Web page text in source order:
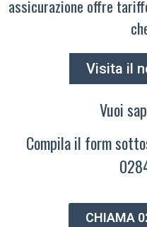
assicurazione offre
Visita il
Vuoi
Compila il form
CHIAMA